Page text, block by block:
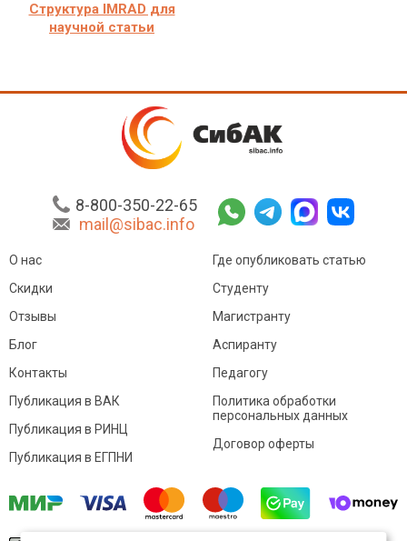
Структура IMRAD для
научной статьи
8-800-350-22-65
mail@sibac.info
О нас
Скидки
Отзывы
Блог
Контакты
Где опубликовать статью
Студенту
Магистранту
Аспиранту
Педагогу
Публикация в ВАК
Публикация в РИНЦ
Публикация в ЕГПНИ
Политика обработки
персональных данных
Договор оферты